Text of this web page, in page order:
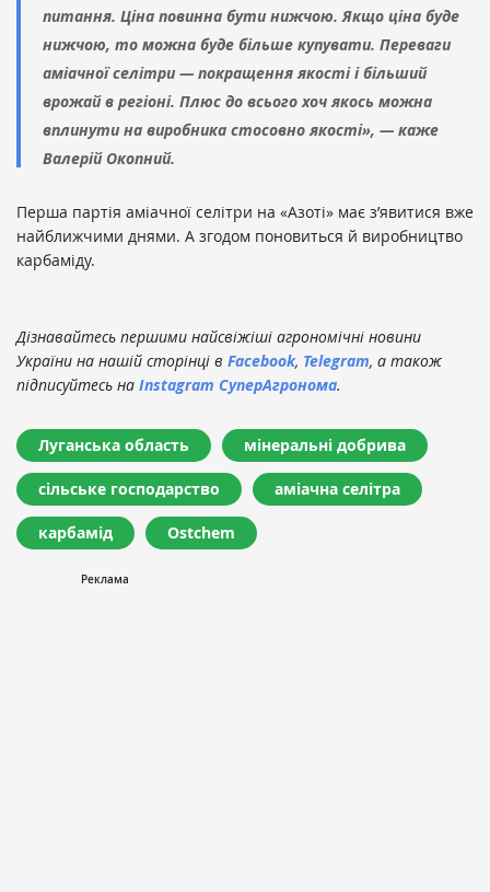
питання. Ціна повинна бути нижчою. Якщо ціна буде
нижчою, то можна буде більше купувати. Переваги
аміачної селітри — покращення якості і більший
врожай в регіоні. Плюс до всього хоч якось можна
вплинути на виробника стосовно якості», — каже
Валерій Окопний.
Перша партія аміачної селітри на «Азоті» має з’явитися вже
найближчими днями. А згодом поновиться й виробництво
карбаміду.
Дізнавайтесь першими найсвіжіші агрономічні новини
України на нашій сторінці в Facebook, Telegram, а також
підписуйтесь на Instagram СуперАгронома.
Луганська область мінеральні добрива
сільське господарство аміачна селітра
карбамід Ostchem